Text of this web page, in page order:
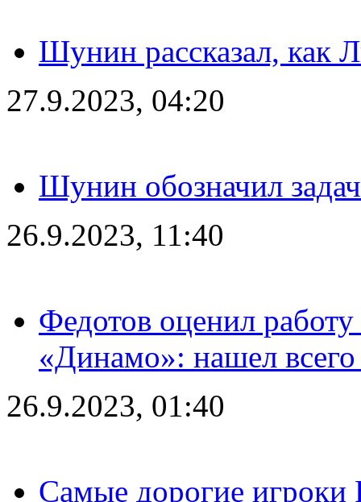
Шунин рассказал, как
27.9.2023, 04:20
Шунин обозначил
26.9.2023, 11:40
Федотов оценил
«Динамо»: нашел
26.9.2023, 01:40
Самые дорогие игроки